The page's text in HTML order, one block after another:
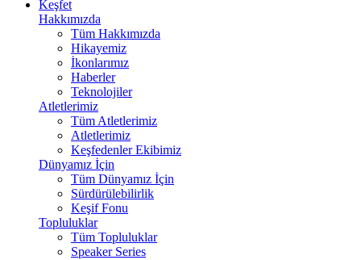
Keşfet
Hakkımızda
Tüm Hakkımızda
Hikayemiz
İkonlarımız
Haberler
Teknolojiler
Atletlerimiz
Tüm Atletlerimiz
Atletlerimiz
Keşfedenler Ekibimiz
Dünyamız İçin
Tüm Dünyamız İçin
Sürdürülebilirlik
Keşif Fonu
Topluluklar
Tüm Topluluklar
Speaker Series